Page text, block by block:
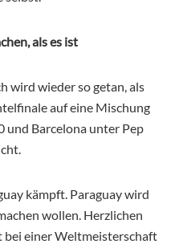
als es ist
wird wieder so getan, als
auf eine Mischung
und Barcelona unter Pep
kämpft. Paraguay wird
wollen. Herzlichen
bei einer Weltmeisterschaft